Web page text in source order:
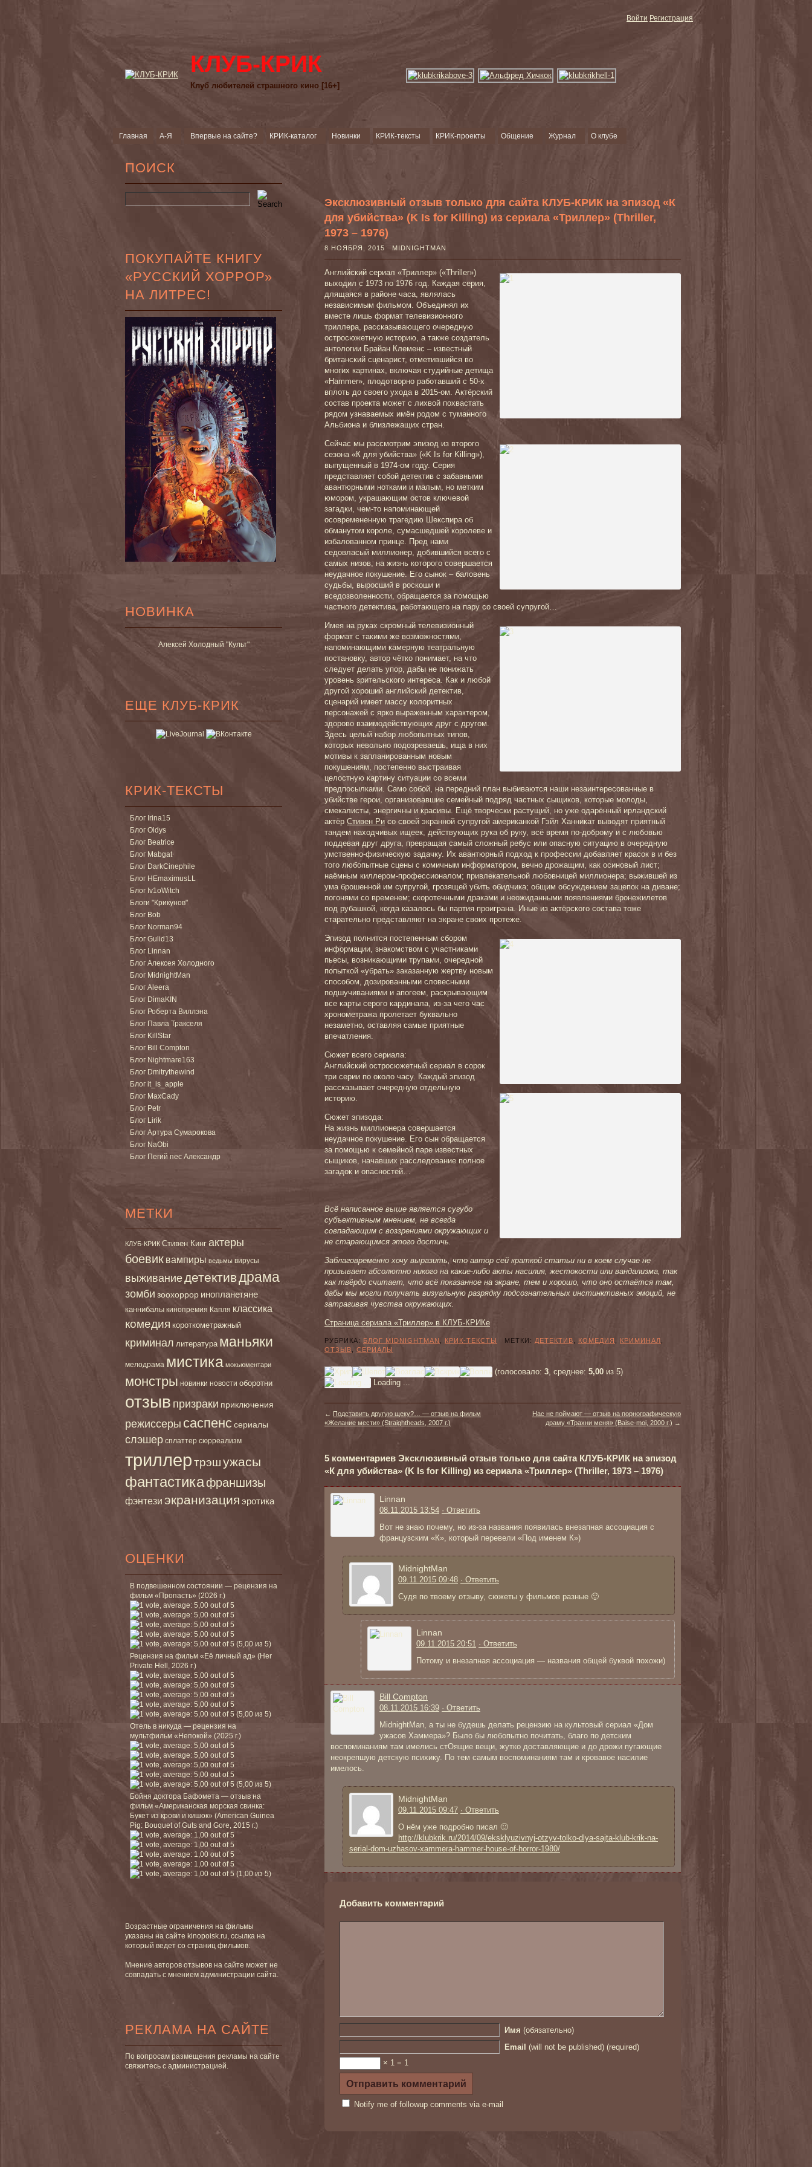
Войти Регистрация
КЛУБ-КРИК
Клуб любителей страшного кино [16+]
Главная А-Я Впервые на сайте? КРИК-каталог Новинки КРИК-тексты КРИК-проекты Общение Журнал О клубе
ПОИСК
ПОКУПАЙТЕ КНИГУ
«РУССКИЙ ХОРРОР»
НА ЛИТРЕС!
НОВИНКА
Алексей Холодный "Культ"
ЕЩЕ КЛУБ-КРИК
КРИК-ТЕКСТЫ
Блог Irina15
Блог Oldys
Блог Beatrice
Блог Mabgat
Блог DarkCinephile
Блог HEmaximusLL
Блог Iv1oWitch
Блоги "Крикунов"
Блог Bob
Блог Norman94
Блог Gulid13
Блог Linnan
Блог Алексея Холодного
Блог MidnightMan
Блог Aleera
Блог DimaKIN
Блог Роберта Виллэна
Блог Павла Тракселя
Блог KillStar
Блог Bill Compton
Блог Nightmare163
Блог Dmitrythewind
Блог it_is_apple
Блог MaxCady
Блог Petr
Блог Lirik
Блог Артура Сумарокова
Блог NaObi
Блог Пегий пес Александр
МЕТКИ
КЛУБ-КРИК Стивен Кинг актеры
боевик вампиры ведьмы вирусы
выживаниедетективдрама
зомби зоохоррор инопланетяне
каннибалы кинопремия Капля классика
комедия короткометражный
криминал литература маньяки
мелодрама мистика мокьюментари
монстры новинки новости оборотни
отзыв призраки приключения
режиссеры саспенссериалы
слэшер сплаттер сюрреализм
триллертрэшужасы
фантастикафраншизы
фэнтези экранизация эротика
ОЦЕНКИ
В подвешенном состоянии — рецензия на
фильм «Пропасть» (2026 г.)
(5,00 из 5)
Рецензия на фильм «Её личный ад» (Her
Private Hell, 2026 г.)
(5,00 из 5)
Отель в никуда — рецензия на
мультфильм «Непокой» (2025 г.)
(5,00 из 5)
Бойня доктора Бафомета — отзыв на
фильм «Американская морская свинка:
Букет из крови и кишок» (American Guinea
Pig: Bouquet of Guts and Gore, 2015 г.)
(1,00 из 5)
Возрастные ограничения на фильмы
указаны на сайте kinopoisk.ru, ссылка на
который ведет со страниц фильмов.
Мнение авторов отзывов на сайте может не
совпадать с мнением администрации сайта.
РЕКЛАМА НА САЙТЕ
По вопросам размещения рекламы на сайте
свяжитесь с администрацией.
Эксклюзивный отзыв только для сайта КЛУБ-КРИК на эпизод «К
для убийства» (K Is for Killing) из сериала «Триллер» (Thriller,
1973 – 1976)
8 НОЯБРЯ, 2015 MIDNIGHTMAN
Английский сериал «Триллер» («Thriller»)
выходил с 1973 по 1976 год. Каждая серия,
длящаяся в районе часа, являлась
независимым фильмом. Объединял их
вместе лишь формат телевизионного
триллера, рассказывающего очередную
остросюжетную историю, а также создатель
антологии Брайан Клеменс – известный
британский сценарист, отметившийся во
многих картинах, включая студийные детища
«Hammer», плодотворно работавший с 50-х
вплоть до своего ухода в 2015-ом. Актёрский
состав проекта может с лихвой похвастать
рядом узнаваемых имён родом с туманного
Альбиона и близлежащих стран.
Сейчас мы рассмотрим эпизод из второго
сезона «К для убийства» («K Is for Killing»),
выпущенный в 1974-ом году. Серия
представляет собой детектив с забавными
авантюрными нотками и малым, но метким
юмором, украшающим остов ключевой
загадки, чем-то напоминающей
осовремененную трагедию Шекспира об
обманутом короле, сумасшедшей королеве и
избалованном принце. Пред нами
седовласый миллионер, добившийся всего с
самых низов, на жизнь которого совершается
неудачное покушение. Его сынок – баловень
судьбы, выросший в роскоши и
вседозволенности, обращается за помощью
частного детектива, работающего на пару со своей супругой…
Имея на руках скромный телевизионный
формат с такими же возможностями,
напоминающими камерную театральную
постановку, автор чётко понимает, на что
следует делать упор, дабы не понижать
уровень зрительского интереса. Как и любой
другой хороший английский детектив,
сценарий имеет массу колоритных
персонажей с ярко выраженным характером,
здорово взаимодействующих друг с другом.
Здесь целый набор любопытных типов,
которых невольно подозреваешь, ища в них
мотивы к запланированным новым
покушениям, постепенно выстраивая
целостную картину ситуации со всеми
предпосылками. Само собой, на передний план выбиваются наши незаинтересованные в
убийстве герои, организовавшие семейный подряд частных сыщиков, которые молоды,
смекалисты, энергичны и красивы. Ещё творчески растущий, но уже одарённый ирландский
актёр Стивен Ри со своей экранной супругой американкой Гэйл Ханникат выводят приятный
тандем находчивых ищеек, действующих рука об руку, всё время по-доброму и с любовью
поддевая друг друга, превращая самый сложный ребус или опасную ситуацию в очередную
умственно-физическую задачку. Их авантюрный подход к профессии добавляет красок в и без
того любопытные сцены с комичным информатором, вечно дрожащим, как осиновый лист;
наёмным киллером-профессионалом; привлекательной любовницей миллионера; выжившей из
ума брошенной им супругой, грозящей убить обидчика; общим обсуждением зацепок на диване;
погонями со временем; скоротечными драками и неожиданными появлениями бронежилетов
под рубашкой, когда казалось бы партия проиграна. Иные из актёрского состава тоже
старательно представляют на экране своих протеже.
Эпизод полнится постепенным сбором
информации, знакомством с участниками
пьесы, возникающими трупами, очередной
попыткой «убрать» заказанную жертву новым
способом, дозированными словесными
подшучиваниями и апогеем, раскрывающим
все карты серого кардинала, из-за чего час
хронометража пролетает буквально
незаметно, оставляя самые приятные
впечатления.
Сюжет всего сериала:
Английский остросюжетный сериал в сорок
три серии по около часу. Каждый эпизод
рассказывает очередную отдельную
историю.
Сюжет эпизода:
На жизнь миллионера совершается
неудачное покушение. Его сын обращается
за помощью к семейной паре известных
сыщиков, начавших расследование полное
загадок и опасностей…
Всё написанное выше является сугубо
субъективным мнением, не всегда
совпадающим с воззрениями окружающих и
не старающимся этого достичь.
Заблаговременно хочу выразить, что автор сей краткой статьи ни в коем случае не
призывает абсолютно никого на какие-либо акты насилия, жестокости или вандализма, так
как твёрдо считает, что всё показанное на экране, тем и хорошо, что оно остаётся там,
дабы мы могли получать визуальную разрядку подсознательных инстинктивных эмоций, не
затрагивая чувства окружающих.
Страница сериала «Триллер» в КЛУБ-КРИКе
РУБРИКА: БЛОГ MIDNIGHTMAN КРИК-ТЕКСТЫ МЕТКИ: ДЕТЕКТИВ КОМЕДИЯ КРИМИНАЛ
ОТЗЫВ
СЕРИАЛЫ
(голосовало: 3, среднее: 5,00 из 5)
Loading ...
← Подставить другую щеку?… — отзыв на фильм
«Желание мести» (Straightheads, 2007 г.)
Нас не поймают — отзыв на порнографическую
драму «Трахни меня» (Baise-moi, 2000 г.) →
5 комментариев Эксклюзивный отзыв только для сайта КЛУБ-КРИК на эпизод
«К для убийства» (K Is for Killing) из сериала «Триллер» (Thriller, 1973 – 1976)
Linnan
08.11.2015 13:54 · Ответить
Вот не знаю почему, но из-за названия появилась внезапная ассоциация с
французским «К», который перевели «Под именем К»)
MidnightMan
09.11.2015 09:48 · Ответить
Судя по твоему отзыву, сюжеты у фильмов разные 🙂
Linnan
09.11.2015 20:51 · Ответить
Потому и внезапная ассоциация — названия общей буквой похожи)
Bill Compton
08.11.2015 16:39 · Ответить
MidnightMan, а ты не будешь делать рецензию на культовый сериал «Дом
ужасов Хаммера»? Было бы любопытно почитать, благо по детским
воспоминаниям там имелись стОящие вещи, жутко доставляющие и до дрожи пугающие
неокрепшую детскую психику. По тем самым воспоминаниям там и кровавое насилие
имелось.
MidnightMan
09.11.2015 09:47 · Ответить
О нём уже подробно писал 🙂
http://klubkrik.ru/2014/09/eksklyuzivnyj-otzyv-tolko-dlya-sajta-klub-krik-na-
serial-dom-uzhasov-xammera-hammer-house-of-horror-1980/
Добавить комментарий
Имя (обязательно)
Email (will not be published) (required)
× 1 = 1
Notify me of followup comments via e-mail